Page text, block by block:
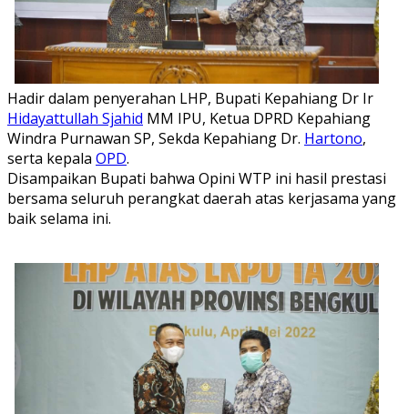
Hadir dalam penyerahan LHP, Bupati Kepahiang Dr Ir
Hidayattullah Sjahid MM IPU, Ketua DPRD Kepahiang
Windra Purnawan SP, Sekda Kepahiang Dr. Hartono,
serta kepala OPD.
Disampaikan Bupati bahwa Opini WTP ini hasil prestasi
bersama seluruh perangkat daerah atas kerjasama yang
baik selama ini.